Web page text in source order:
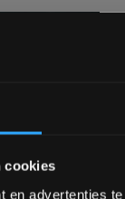
cookies
en advertenties
aan de hoogste
drie jaar tegen
van volledig